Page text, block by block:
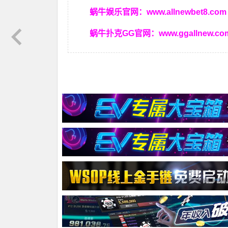
蜗牛娱乐官网： www.allnewbet8.com
蜗牛扑克GG官网：